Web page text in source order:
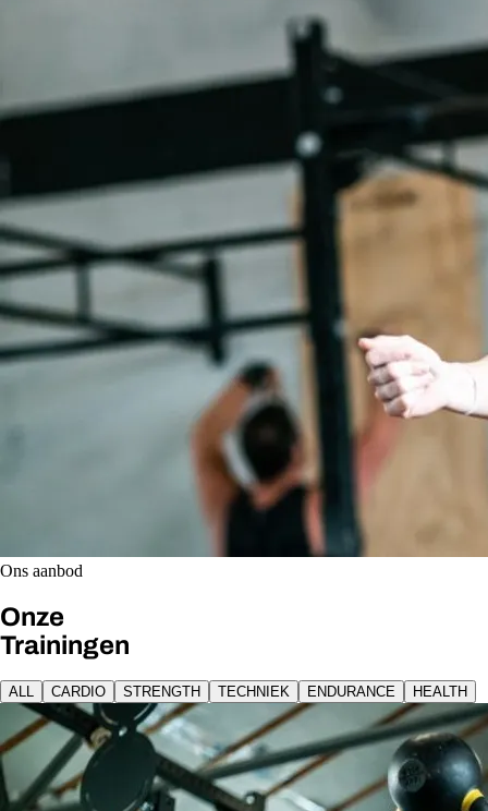
Ons aanbod
Onze
Trainingen
ALL CARDIO STRENGTH TECHNIEK ENDURANCE HEALTH